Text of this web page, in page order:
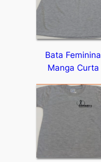
Bata Feminina
Manga Curta